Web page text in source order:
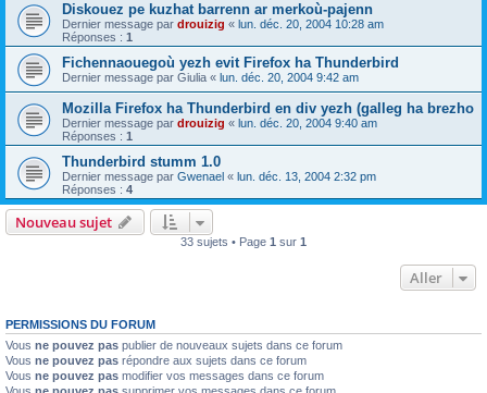
Diskouez pe kuzhat barrenn ar merkoù-pajenn
Dernier message par drouizig « lun. déc. 20, 2004 10:28 am
Réponses : 1
Fichennaouegoù yezh evit Firefox ha Thunderbird
Dernier message par Giulia « lun. déc. 20, 2004 9:42 am
Mozilla Firefox ha Thunderbird en div yezh (galleg ha brezho
Dernier message par drouizig « lun. déc. 20, 2004 9:40 am
Réponses : 1
Thunderbird stumm 1.0
Dernier message par Gwenael « lun. déc. 13, 2004 2:32 pm
Réponses : 4
Nouveau sujet
33 sujets • Page 1 sur 1
Aller
PERMISSIONS DU FORUM
Vous ne pouvez pas publier de nouveaux sujets dans ce forum
Vous ne pouvez pas répondre aux sujets dans ce forum
Vous ne pouvez pas modifier vos messages dans ce forum